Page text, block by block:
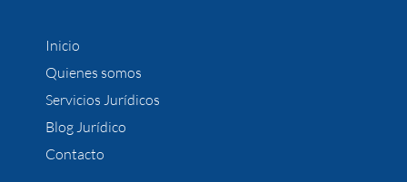
Inicio
Quienes somos
Servicios Jurídicos
Blog Jurídico
Contacto